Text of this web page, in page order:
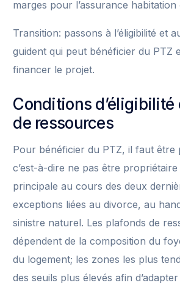
marges pour l’assurance
Transition: passons à l’éligibilité et
guident qui peut bénéficier du PTZ
financer le projet.
Conditions d’éligibilité
de ressources
Pour bénéficier du PTZ, il faut être
c’est-à-dire ne pas être
principale au cours des deux
exceptions liées au divorce, au
sinistre naturel. Les plafonds de
dépendent de la composition du
du logement; les zones les plus
des seuils plus élevés afin d’adapter